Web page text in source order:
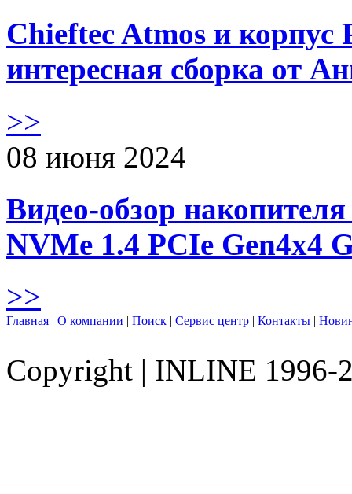
Chieftec Atmos и корпус
интересная сборка от
>>
08 июня 2024
Видео-обзор
NVMe 1.4 PCIe Gen4х4
>>
Главная | О компании | Поиск | Сервис центр | Контакты |
Copyright | INLINE 1996-